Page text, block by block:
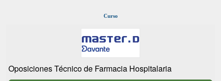
Curso
Oposiciones Técnico de Farmacia Hospitalaria